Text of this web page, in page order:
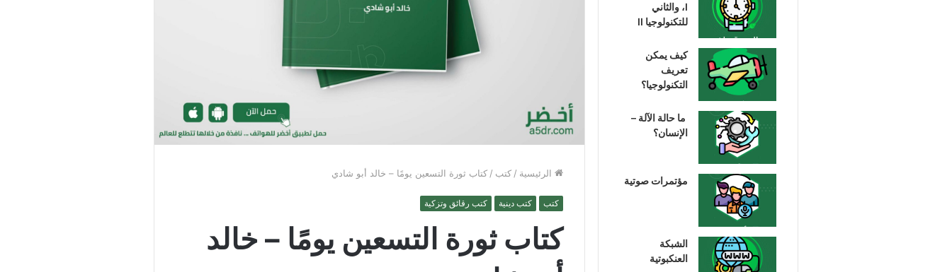
الرئيسية / كتب / كتاب ثورة التسعين يومًا – خالد أبو شادي
كتب كتب دينية كتب رقائق وتزكية
كتاب ثورة التسعين يومًا – خالد
I، والثاني
للتكنولوجيا II
كيف يمكن
تعريف
التكنولوجيا؟
ما حالة الآلة –
الإنسان؟
مؤتمرات صوتية
الشبكة
العنكبوتية